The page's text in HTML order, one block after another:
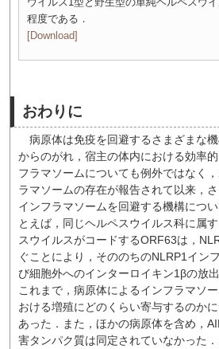
程度である．
[Download]
おわりに
病原体は免疫を回避するさまざまな
からのがれ，宿主の体内における効率
フラマソームについても例外ではなく
ラマソームの存在が報告されて以来，
インフラマソームを回避する機構につ
とえば，同じヘルペスウイルス科に属
スウイルスがコードするORF63は，
ぐことにより，そののちのNLRP1イン
び細胞外へのインターロイキン1βの放
これまで，病原体によるインフラマソ
おける増殖にどのくらい寄与するのか
あった．また，ほかの病原体を含め，
害タンパク質は同定されていなかった